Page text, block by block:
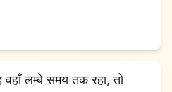
लम्बे समय तक रहा, तो